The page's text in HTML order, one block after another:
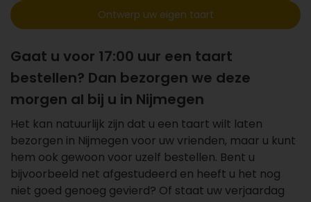
Ontwerp uw eigen taart
Gaat u voor 17:00 uur een taart
bestellen? Dan bezorgen we deze
morgen al bij u in Nijmegen
Het kan natuurlijk zijn dat u een taart wilt laten
bezorgen in Nijmegen voor uw vrienden, maar u kunt
hem ook gewoon voor uzelf bestellen. Bent u
bijvoorbeeld net afgestudeerd en heeft u het nog
niet goed genoeg gevierd? Of staat uw verjaardag